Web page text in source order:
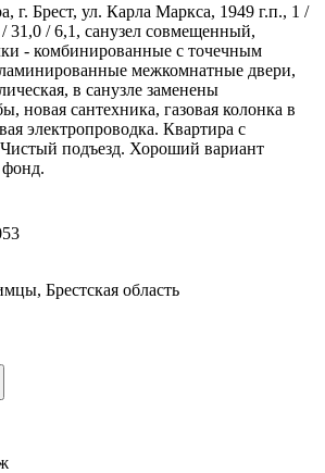
г. Брест, ул. Карла Маркса, 1949 г.п., 1 /
31,0 / 6,1, санузел совмещенный,
- комбинированные с точечным
межкомнатные двери,
в санузле заменены
новая сантехника, газовая колонка в
электропроводка. Квартира с
подъезд. Хороший вариант
Брестская область